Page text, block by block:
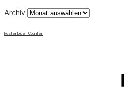
Archiv
kostenloser Counter